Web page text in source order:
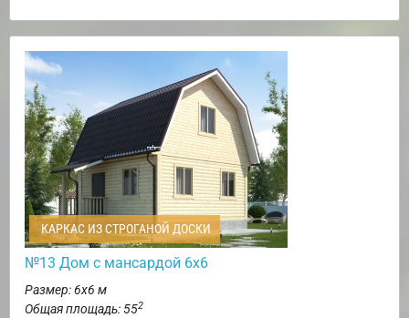
КАРКАС ИЗ СТРОГАНОЙ ДОСКИ
№13 Дом с мансардой 6х6
Размер: 6х6 м
Общая площадь: 552